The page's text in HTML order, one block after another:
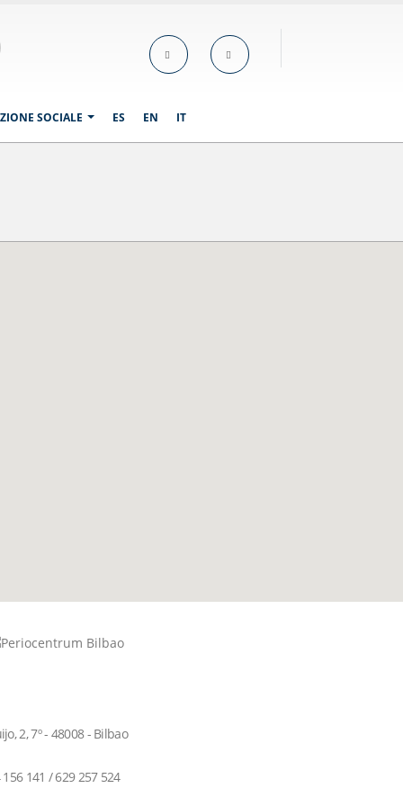
SOCIALE ES EN IT
2, 7º - 48008 - Bilbao
141 / 629 257 524